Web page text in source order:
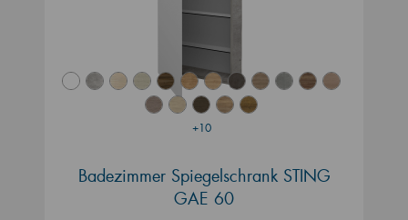
+10
Badezimmer Spiegelschrank STING
GAE 60